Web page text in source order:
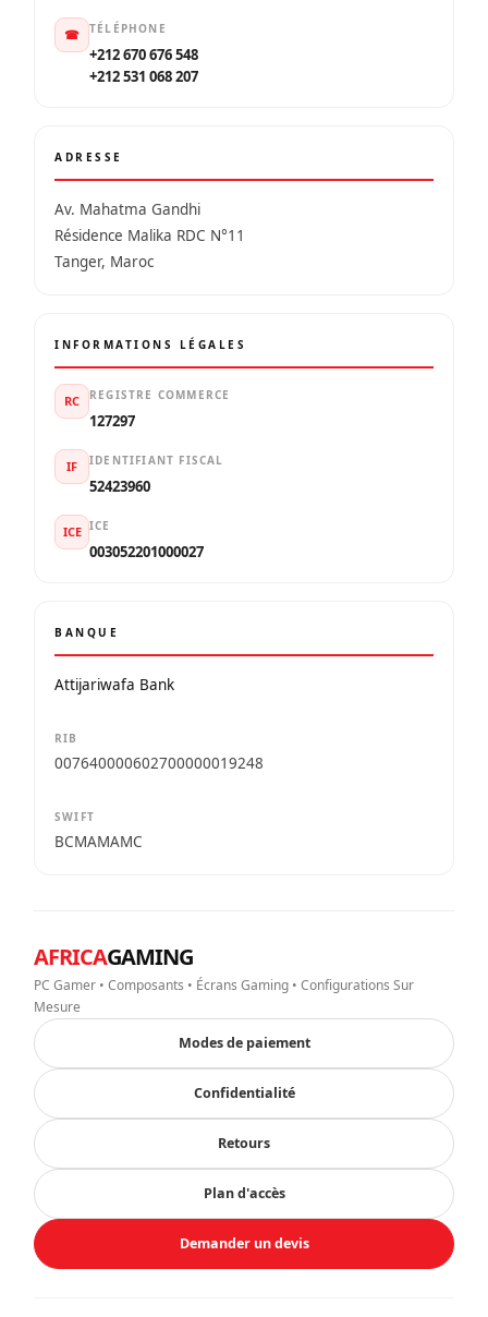
☎ TÉLÉPHONE
+212 670 676 548
+212 531 068 207
ADRESSE
Av. Mahatma Gandhi
Résidence Malika RDC N°11
Tanger, Maroc
INFORMATIONS LÉGALES
RC REGISTRE COMMERCE
127297
IF IDENTIFIANT FISCAL
52423960
ICE ICE
003052201000027
BANQUE
Attijariwafa Bank
RIB
007640000602700000019248
SWIFT
BCMAMAMC
AFRICAGAMING
PC Gamer • Composants • Écrans Gaming • Configurations Sur
Mesure
Modes de paiement
Confidentialité
Retours
Plan d'accès
Demander un devis